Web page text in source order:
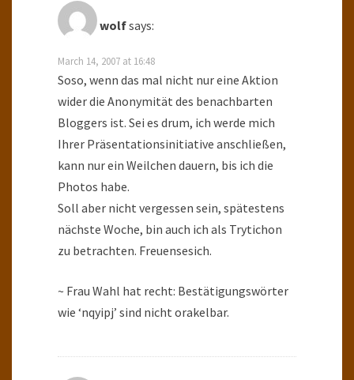
wolfsays:
March 14, 2007 at 16:48
Soso, wenn das mal nicht nur eine Aktion
wider die Anonymität des benachbarten
Bloggers ist. Sei es drum, ich werde mich
Ihrer Präsentationsinitiative anschließen,
kann nur ein Weilchen dauern, bis ich die
Photos habe.
Soll aber nicht vergessen sein, spätestens
nächste Woche, bin auch ich als Trytichon
zu betrachten. Freuensesich.
~ Frau Wahl hat recht: Bestätigungswörter
wie ‘nqyipj’ sind nicht orakelbar.